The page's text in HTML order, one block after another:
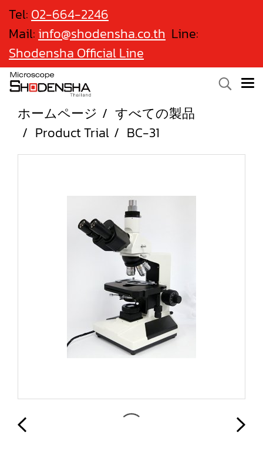
Tel: 02-664-2246
Mail: info@shodensha.co.th Line:
Shodensha Official Line
ホームページ
すべての製品
Product Trial
BC-31